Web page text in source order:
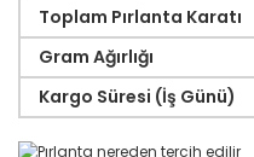
Toplam Pırlanta Karatı
Gram Ağırlığı
Kargo Süresi (İş Günü)